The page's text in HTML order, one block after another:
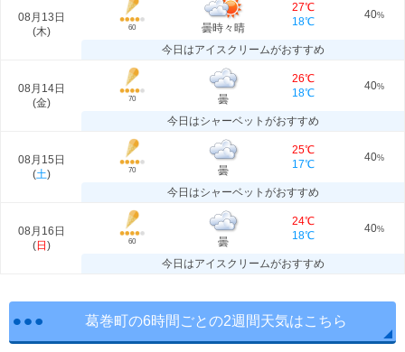
08月13日
(木) 60 曇時々晴
27℃
18℃
40%
今日はアイスクリームがおすすめ
08月14日
(金) 70 曇
26℃
18℃
40%
今日はシャーベットがおすすめ
08月15日
(土) 70 曇
25℃
17℃
40%
今日はシャーベットがおすすめ
08月16日
(日 ) 60 曇
24℃
18℃
40%
今日はアイスクリームがおすすめ
葛巻町の6時間ごとの2週間天気はこちら